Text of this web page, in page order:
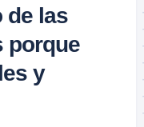
de las
porque
y